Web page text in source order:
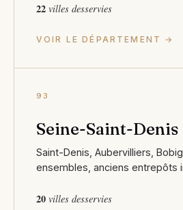
22 villes desservies
VOIR LE DÉPARTEMENT →
93
Seine-Saint-Denis
Saint-Denis, Aubervilliers,
ensembles, anciens entrepôts
20 villes desservies